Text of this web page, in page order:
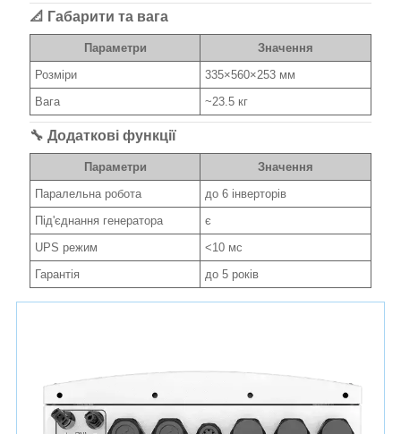
📐 Габарити та вага
Параметри
Значення
Розміри
335×560×253 мм
Вага
~23.5 кг
🔧 Додаткові функції
Параметри
Значення
Паралельна робота
до 6 інверторів
Під'єднання генератора
є
UPS режим
<10 мс
Гарантія
до 5 років